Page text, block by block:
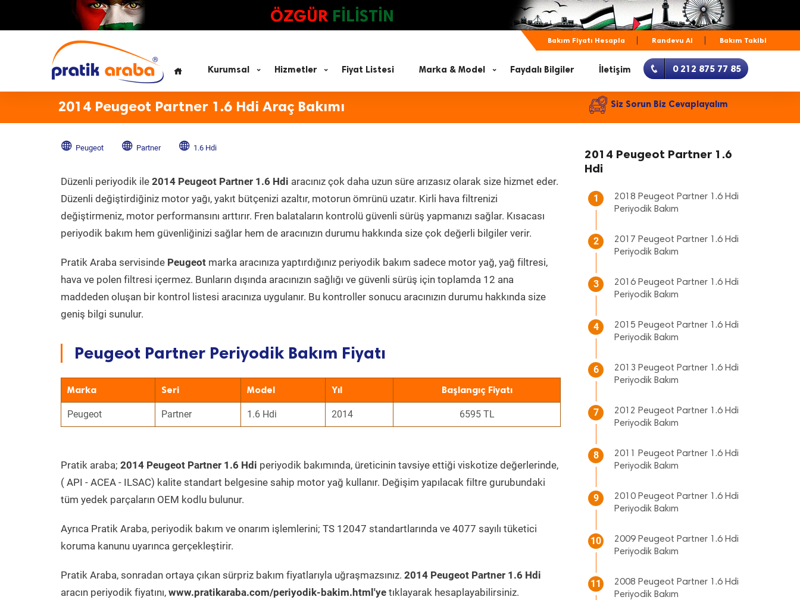
ÖZGÜR FİLİSTİN
Bakım Fiyatı Hesapla Randevu Al Bakım Takibi
Kurumsal Hizmetler Fiyat Listesi Marka & Model Faydalı Bilgiler İletişim 0 212 875 77 85
2014 Peugeot Partner 1.6 Hdi Araç Bakımı Siz Sorun Biz Cevaplayalım
Peugeot Partner 1.6 Hdi
Düzenli periyodik ile 2014 Peugeot Partner 1.6 Hdi aracınız çok daha uzun süre arızasız olarak size hizmet eder.
Düzenli değiştirdiğiniz motor yağı, yakıt bütçenizi azaltır, motorun ömrünü uzatır. Kirli hava filtrenizi
değiştirmeniz, motor performansını arttırır. Fren balataların kontrolü güvenli sürüş yapmanızı sağlar. Kısacası
periyodik bakım hem güvenliğinizi sağlar hem de aracınızın durumu hakkında size çok değerli bilgiler verir.
Pratik Araba servisinde Peugeot marka aracınıza yaptırdığınız periyodik bakım sadece motor yağ, yağ filtresi,
hava ve polen filtresi içermez. Bunların dışında aracınızın sağlığı ve güvenli sürüş için toplamda 12 ana
maddeden oluşan bir kontrol listesi aracınıza uygulanır. Bu kontroller sonucu aracınızın durumu hakkında size
geniş bilgi sunulur.
Peugeot Partner Periyodik Bakım Fiyatı
Marka Seri Model Yıl Başlangıç Fiyatı
Peugeot Partner 1.6 Hdi 2014 6595 TL
Pratik araba; 2014 Peugeot Partner 1.6 Hdi periyodik bakımında, üreticinin tavsiye ettiği viskotize değerlerinde,
( API - ACEA - ILSAC) kalite standart belgesine sahip motor yağ kullanır. Değişim yapılacak filtre gurubundaki
tüm yedek parçaların OEM kodlu bulunur.
Ayrıca Pratik Araba, periyodik bakım ve onarım işlemlerini; TS 12047 standartlarında ve 4077 sayılı tüketici
koruma kanunu uyarınca gerçekleştirir.
Pratik Araba, sonradan ortaya çıkan sürpriz bakım fiyatlarıyla uğraşmazsınız. 2014 Peugeot Partner 1.6 Hdi
aracın periyodik fiyatını, www.pratikaraba.com/periyodik-bakim.html'ye tıklayarak hesaplayabilirsiniz.
2014 Peugeot Partner 1.6
Hdi
1
2018 Peugeot Partner 1.6 Hdi
Periyodik Bakım
2
2017 Peugeot Partner 1.6 Hdi
Periyodik Bakım
3
2016 Peugeot Partner 1.6 Hdi
Periyodik Bakım
4
2015 Peugeot Partner 1.6 Hdi
Periyodik Bakım
6
2013 Peugeot Partner 1.6 Hdi
Periyodik Bakım
7
2012 Peugeot Partner 1.6 Hdi
Periyodik Bakım
8
2011 Peugeot Partner 1.6 Hdi
Periyodik Bakım
9
2010 Peugeot Partner 1.6 Hdi
Periyodik Bakım
10
2009 Peugeot Partner 1.6 Hdi
Periyodik Bakım
11
2008 Peugeot Partner 1.6 Hdi
Periyodik Bakım